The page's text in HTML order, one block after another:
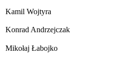
Kamil Wojtyra
Konrad Andrzejczak
Mikołaj Łabojko